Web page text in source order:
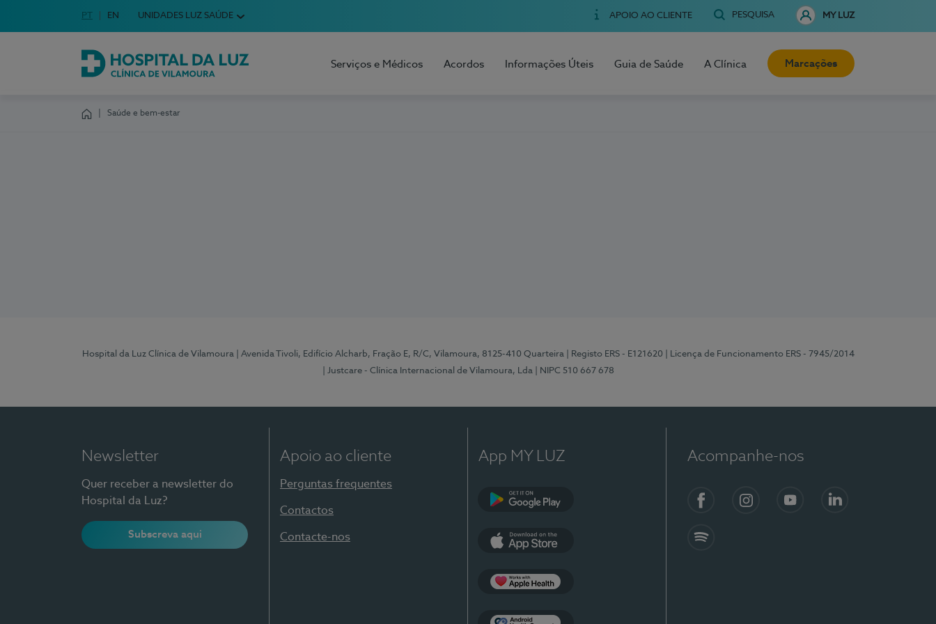
Escolha o seu idioma
Idioma em Português
PT English Language
EN UNIDADES LUZ SAÚDE APOIO AO CLIENTE PESQUISA MY LUZ
Hospital da Luz Clínica de Vilamoura
Serviços e Médicos Acordos Informações Úteis Guia de Saúde A Clínica Marcações
Saúde e bem-estar
Hospital da Luz Clínica de Vilamoura | Avenida Tivoli, Edifício Alcharb, Fração E, R/C, Vilamoura, 8125-410 Quarteira | Registo ERS - E121620
| Licença de Funcionamento ERS - 7945/2014
| Justcare - Clínica Internacional de Vilamoura, Lda
| NIPC 510 667 678
Newsletter
Quer receber a newsletter do
Hospital da Luz?
Subscreva aqui
Apoio ao cliente
Perguntas frequentes
Contactos
Contacte-nos
App MY LUZ Acompanhe-nos